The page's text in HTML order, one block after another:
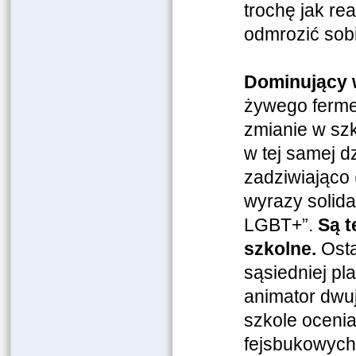
trochę jak
odmrozić
Dominujący
żywego
zmianie w
w tej samej
zadziwiająco
wyrazy
LGBT+”. Są
szkolne.
sąsiedniej
animator
szkole